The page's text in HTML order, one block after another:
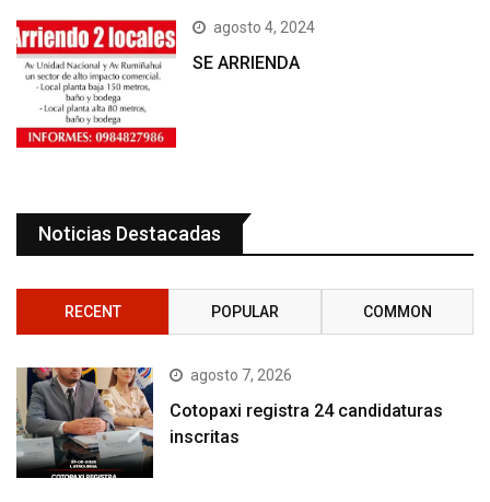
agosto 4, 2024
SE ARRIENDA
Noticias Destacadas
RECENT POPULAR COMMON
agosto 7, 2026
Cotopaxi registra 24 candidaturas
inscritas